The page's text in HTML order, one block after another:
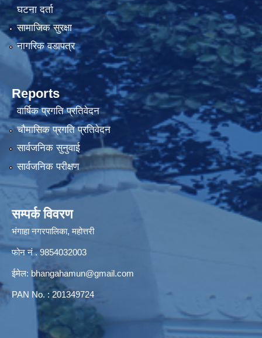
घटना दर्ता
सामाजिक सुरक्षा
नागरिक वडापत्र
Reports
वार्षिक प्रगति प्रतिवेदन
चौमासिक प्रगति प्रतिवेदन
सार्वजनिक सुनुवाई
सार्वजनिक परीक्षण
सम्पर्क विवरण
भंगाहा नगरपालिका, महोत्तरी
फोन नं . 9854032003
ईमेल: bhangahamun@gmail.com
PAN No. : 201349724